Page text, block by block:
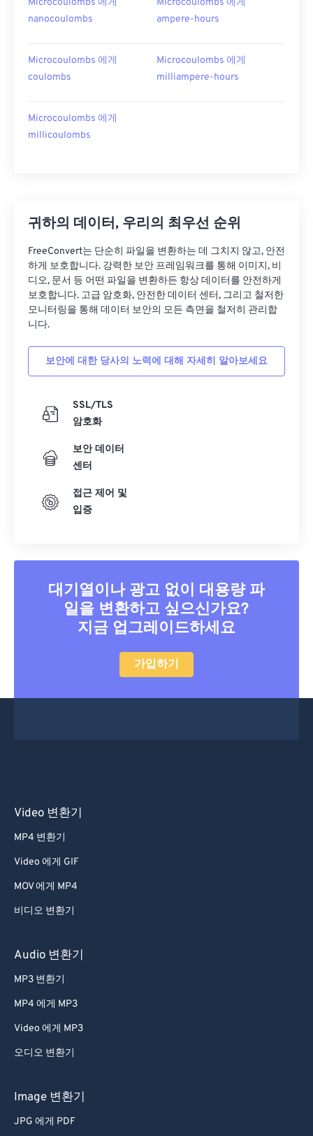
Microcoulombs 에게
nanocoulombs
Microcoulombs 에게
ampere-hours
Microcoulombs 에게
coulombs
Microcoulombs 에게
milliampere-hours
Microcoulombs 에게
millicoulombs
귀하의 데이터, 우리의 최우선 순위
FreeConvert는 단순히 파일을 변환하는 데 그치지 않고, 안전
하게 보호합니다. 강력한 보안 프레임워크를 통해 이미지, 비
디오, 문서 등 어떤 파일을 변환하든 항상 데이터를 안전하게
보호합니다. 고급 암호화, 안전한 데이터 센터, 그리고 철저한
모니터링을 통해 데이터 보안의 모든 측면을 철저히 관리합
니다.
보안에 대한 당사의 노력에 대해 자세히 알아보세요
SSL/TLS
암호화
보안 데이터
센터
접근 제어 및
입증
대기열이나 광고 없이 대용량 파
일을 변환하고 싶으신가요?
지금 업그레이드하세요
가입하기
Video 변환기
MP4 변환기
Video 에게 GIF
MOV 에게 MP4
비디오 변환기
Audio 변환기
MP3 변환기
MP4 에게 MP3
Video 에게 MP3
오디오 변환기
Image 변환기
JPG 에게 PDF